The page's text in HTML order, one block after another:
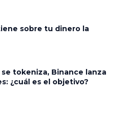
sobre tu dinero la
tokeniza, Binance lanza
¿cuál es el objetivo?